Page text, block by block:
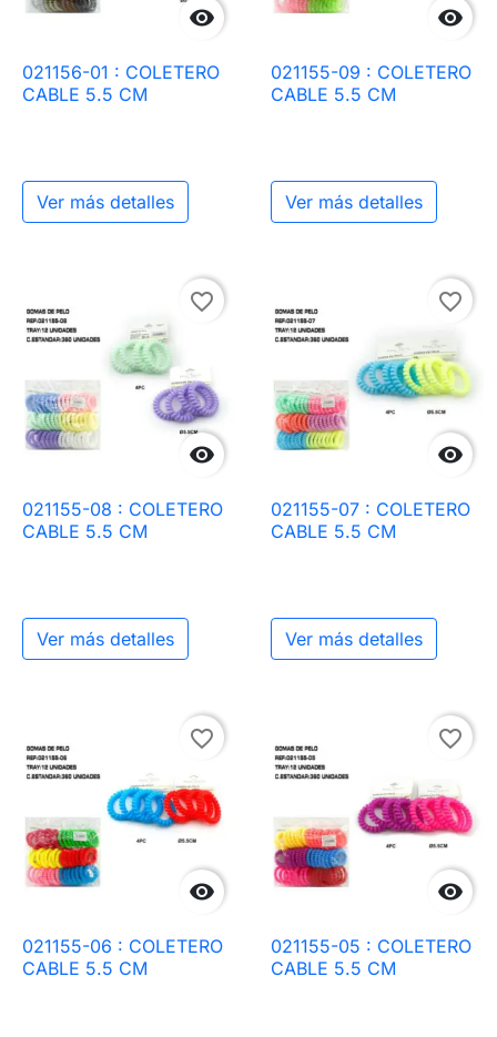

021156-01 : COLETERO
CABLE 5.5 CM
Ver más detalles

021155-09 : COLETERO
CABLE 5.5 CM
Ver más detalles

favorite_border
021155-08 : COLETERO
CABLE 5.5 CM
Ver más detalles

favorite_border
021155-07 : COLETERO
CABLE 5.5 CM
Ver más detalles

favorite_border
021155-06 : COLETERO
CABLE 5.5 CM

favorite_border
021155-05 : COLETERO
CABLE 5.5 CM